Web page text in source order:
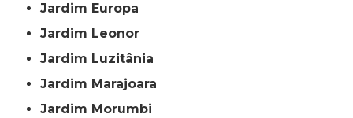
Jardim Europa
Jardim Leonor
Jardim Luzitânia
Jardim Marajoara
Jardim Morumbi